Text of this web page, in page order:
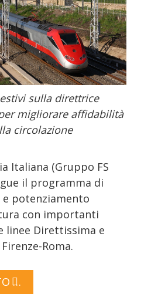
sulla direttrice
migliorare affidabilità
circolazione
Italiana (Gruppo FS
il programma di
potenziamento
con importanti
linee Direttissima e
Roma.
…